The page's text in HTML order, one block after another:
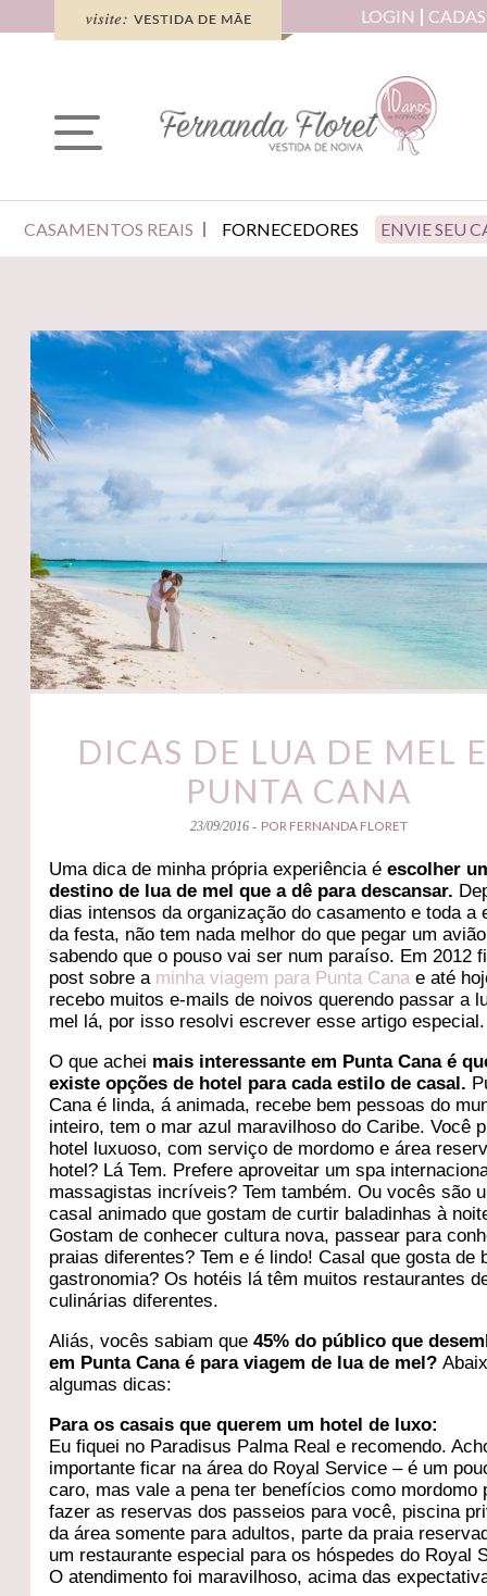
LOGIN
CASAMENTOS REAIS FORNECEDORES ENVIE SEU
DICAS DE LUA DE MEL
PUNTA CANA
23/09/2016 - POR FERNANDA FLORET
Uma dica de minha própria experiência éescolher
destino de lua de mel que a dê para descansar.
dias intensos da organização do casamento e toda a
da festa, não tem nada melhor do que pegar um avião
sabendo que o pouso vai ser num paraíso. Em 2012
post sobre a minha viagem para Punta Canae até
recebo muitos e-mails de noivos querendo passar a
mel lá, por isso resolvi escrever esse artigo especial.
O que achei mais interessante em Punta Cana é
existe opções de hotel para cada estilo de casal.
Cana é linda, á animada, recebe bem pessoas do
inteiro, tem o mar azul maravilhoso do Caribe. Você
hotel luxuoso, com serviço de mordomo e área
hotel? Lá Tem. Prefere aproveitar um spa
massagistas incríveis? Tem também. Ou vocês são
casal animado que gostam de curtir baladinhas à
Gostam de conhecer cultura nova, passear para
praias diferentes? Tem e é lindo! Casal que gosta de
gastronomia? Os hotéis lá têm muitos restaurantes
culinárias diferentes.
Aliás, vocês sabiam que 45% do público que
em Punta Cana é para viagem de lua de mel?
algumas dicas:
Para os casais que querem um hotel de luxo:
Eu fiquei no Paradisus Palma Real e recomendo.
importante ficar na área do Royal Service – é um
caro, mas vale a pena ter benefícios como mordomo
fazer as reservas dos passeios para você, piscina
da área somente para adultos, parte da praia
um restaurante especial para os hóspedes do Royal
O atendimento foi maravilhoso, acima das